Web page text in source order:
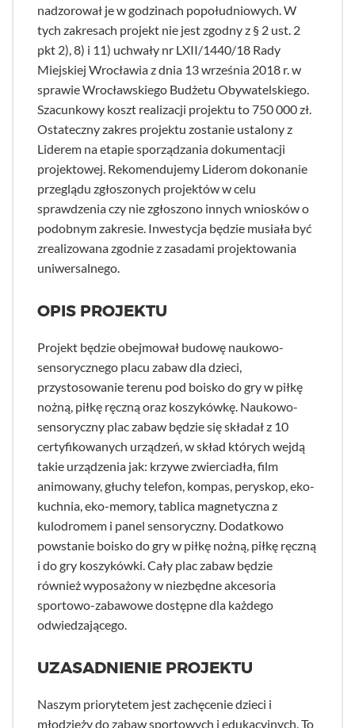
nadzorował je w godzinach popołudniowych. W
tych zakresach projekt nie jest zgodny z § 2 ust. 2
pkt 2), 8) i 11) uchwały nr LXII/1440/18 Rady
Miejskiej Wrocławia z dnia 13 września 2018 r. w
sprawie Wrocławskiego Budżetu Obywatelskiego.
Szacunkowy koszt realizacji projektu to 750 000 zł.
Ostateczny zakres projektu zostanie ustalony z
Liderem na etapie sporządzania dokumentacji
projektowej. Rekomendujemy Liderom dokonanie
przeglądu zgłoszonych projektów w celu
sprawdzenia czy nie zgłoszono innych wniosków o
podobnym zakresie. Inwestycja będzie musiała być
zrealizowana zgodnie z zasadami projektowania
uniwersalnego.
OPIS PROJEKTU
Projekt będzie obejmował budowę naukowo-
sensorycznego placu zabaw dla dzieci,
przystosowanie terenu pod boisko do gry w piłkę
nożną, piłkę ręczną oraz koszykówkę. Naukowo-
sensoryczny plac zabaw będzie się składał z 10
certyfikowanych urządzeń, w skład których wejdą
takie urządzenia jak: krzywe zwierciadła, film
animowany, głuchy telefon, kompas, peryskop, eko-
kuchnia, eko-memory, tablica magnetyczna z
kulodromem i panel sensoryczny. Dodatkowo
powstanie boisko do gry w piłkę nożną, piłkę ręczną
i do gry koszykówki. Cały plac zabaw będzie
również wyposażony w niezbędne akcesoria
sportowo-zabawowe dostępne dla każdego
odwiedzającego.
UZASADNIENIE PROJEKTU
Naszym priorytetem jest zachęcenie dzieci i
młodzieży do zabaw sportowych i edukacyjnych. To